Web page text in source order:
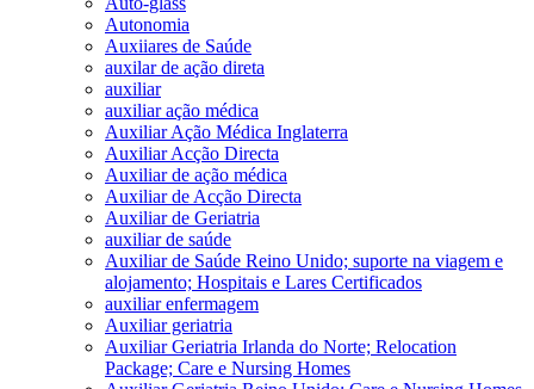
Autonomia
Auxiiares de Saúde
auxilar de ação direta
auxiliar
auxiliar ação médica
Auxiliar Ação Médica Inglaterra
Auxiliar Acção Directa
Auxiliar de ação médica
Auxiliar de Acção Directa
Auxiliar de Geriatria
auxiliar de saúde
Auxiliar de Saúde Reino Unido; suporte na viagem e
alojamento; Hospitais e Lares Certificados
auxiliar enfermagem
Auxiliar geriatria
Auxiliar Geriatria Irlanda do Norte; Relocation
Package; Care e Nursing Homes